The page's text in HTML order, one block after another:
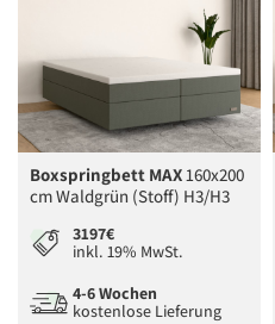
Boxspringbett MAX160x200
cm Waldgrün (Stoff) H3/H3
3197€
inkl. 19% MwSt.
4-6 Wochen
kostenlose Lieferung